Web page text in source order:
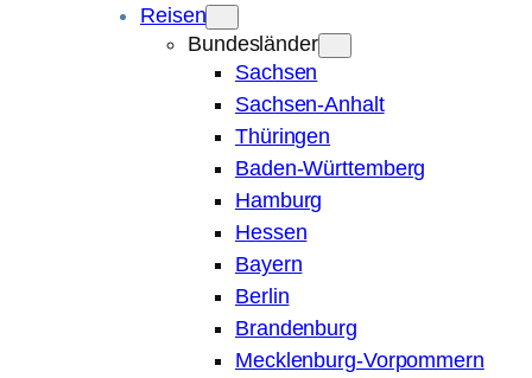
Reisen
Bundesländer
Sachsen
Sachsen-Anhalt
Thüringen
Baden-Württemberg
Hamburg
Hessen
Bayern
Berlin
Brandenburg
Mecklenburg-Vorpommern